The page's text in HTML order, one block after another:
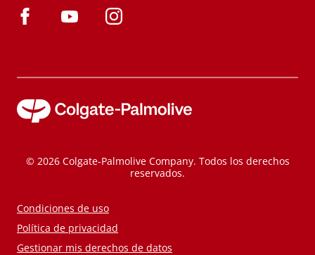
© 2026 Colgate-Palmolive Company. Todos los derechos
reservados.
Condiciones de uso
Política de privacidad
Gestionar mis derechos de datos